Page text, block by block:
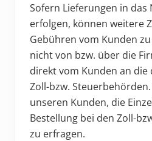
Sofern Lieferungen in das
erfolgen, können weitere
Gebühren vom Kunden
nicht von bzw. über die
direkt vom Kunden an
Zoll-bzw.
unseren Kunden, die
Bestellung bei den Zoll-
zu erfragen.